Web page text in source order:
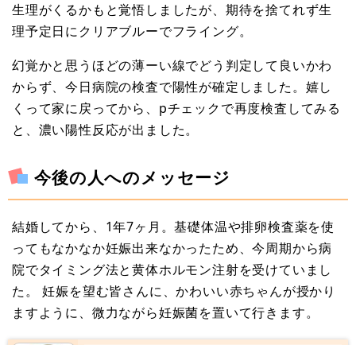
生理がくるかもと覚悟しましたが、期待を捨てれず生
理予定日にクリアブルーでフライング。
幻覚かと思うほどの薄ーい線でどう判定して良いかわ
からず、今日病院の検査で陽性が確定しました。嬉し
くって家に戻ってから、pチェックで再度検査してみる
と、濃い陽性反応が出ました。
今後の人へのメッセージ
結婚してから、1年7ヶ月。基礎体温や排卵検査薬を使
ってもなかなか妊娠出来なかったため、今周期から病
院でタイミング法と黄体ホルモン注射を受けていまし
た。 妊娠を望む皆さんに、かわいい赤ちゃんが授かり
ますように、微力ながら妊娠菌を置いて行きます。